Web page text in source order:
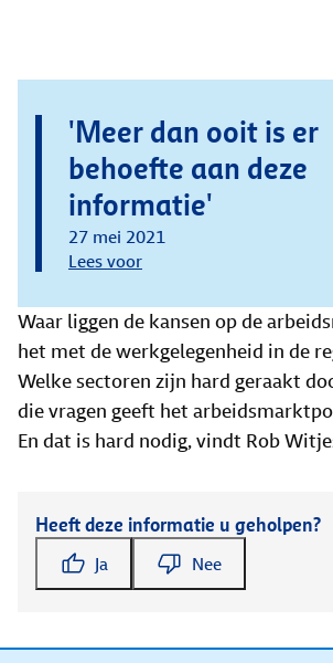
'Meer dan ooit is er
behoefte aan deze
informatie'
27 mei 2021
Lees voor
Waar liggen de kansen op de
het met de werkgelegenheid in de
Welke sectoren zijn hard geraakt
die vragen geeft het
En dat is hard nodig, vindt Rob
Heeft deze informatie u geholpen?
Ja Nee